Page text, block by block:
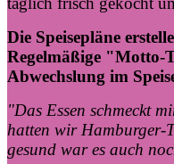
Die Speisepläne
Regelmäßige "Motto-
Abwechslung im
"Das Essen schmeckt
hatten wir Hamburger-
gesund war es auch